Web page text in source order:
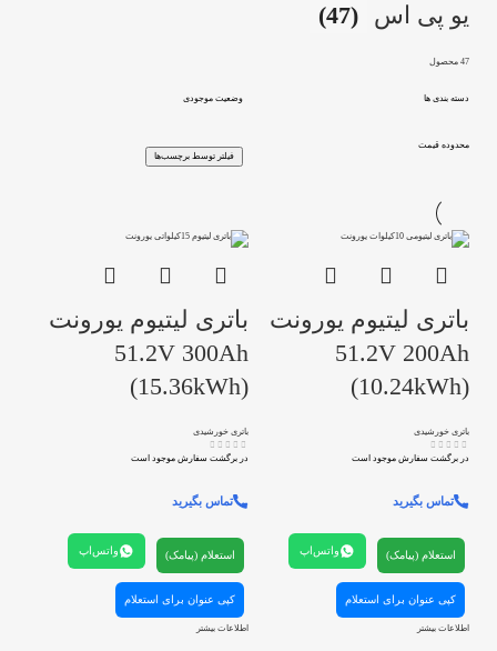
یو پی اس (47)
47 محصول
دسته بندی ها وضعیت موجودی
محدوده قیمت
فیلتر توسط برچسب‌ها
باتری لیتیوم یورونت
51.2V 200Ah
(10.24kWh)
باتری خورشیدی
در برگشت سفارش موجود است
تماس بگیرید
استعلام (پیامک) واتس‌اپ
کپی عنوان برای استعلام
اطلاعات بیشتر
باتری لیتیوم یورونت
51.2V 300Ah
(15.36kWh)
باتری خورشیدی
در برگشت سفارش موجود است
تماس بگیرید
استعلام (پیامک) واتس‌اپ
کپی عنوان برای استعلام
اطلاعات بیشتر